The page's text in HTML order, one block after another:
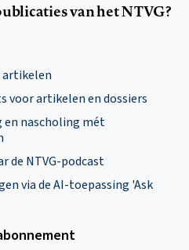
van het NTVG?
voor artikelen en dossiers
nascholing mét
de NTVG-podcast
via de AI-toepassing 'Ask